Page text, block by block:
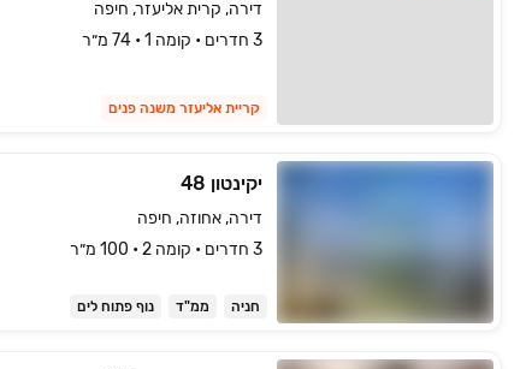
דירה, קרית אליעזר, חיפה
3 חדרים • קומה 1 • 74 מ״ר
קריית אליעזר משנה פנים
יקינטון 48
דירה, אחוזה, חיפה
3 חדרים • קומה ‎2‏ • 100 מ״ר
חניה ממ"ד נוף פתוח לים